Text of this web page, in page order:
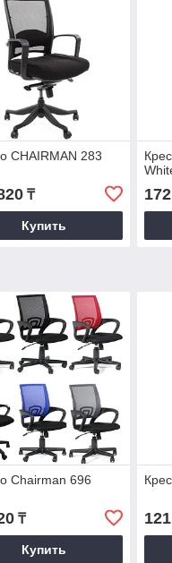
CHAIRMAN 283
₸
Купить
Chairman 696
₸
Купить